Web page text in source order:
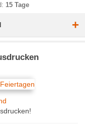
15 Tage
+